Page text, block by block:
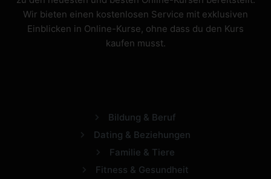
Wir bieten einen kostenlosen Service mit exklusiven
Einblicken in Online-Kurse, ohne dass du den Kurs
kaufen musst.
Bildung & Beruf
Dating & Beziehungen
Familie & Tiere
Fitness & Gesundheit